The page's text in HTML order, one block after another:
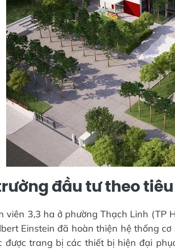
đầu tư theo
viên 3,3 ha ở phường Thạch Linh (TP
Einstein đã hoàn thiện hệ thống
được trang bị các thiết bị hiện đại